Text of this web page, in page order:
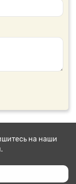
на наши